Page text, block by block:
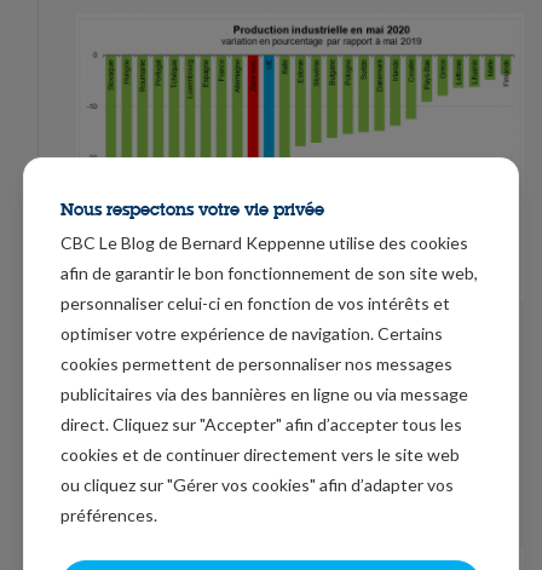
Ce n’est pas non plus l’indice ZEW, qui mesure le moral
des investisseurs en Allemagne, qui a soutenu l’euro.
légèrement reculé, ce qui reflète le sentiment que la
reprise économique sera modeste sur la seconde
moitié de l’année.
Nous respectons votre vie privée
CBC Le Blog de Bernard Keppenne utilise des cookies
afin de garantir le bon fonctionnement de son site web,
personnaliser celui-ci en fonction de vos intérêts et
optimiser votre expérience de navigation. Certains
cookies permettent de personnaliser nos messages
publicitaires via des bannières en ligne ou via message
direct. Cliquez sur "Accepter" afin d’accepter tous les
cookies et de continuer directement vers le site web
ou cliquez sur "Gérer vos cookies" afin d’adapter vos
préférences.